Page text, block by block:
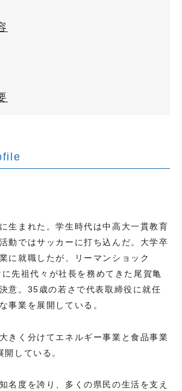
生まれた。学生時代は中高大一貫教育
動ではサッカーに打ち込んだ。大学卒
に就職したが、リーマンショック
先祖代々が社長を務めてきた尾賀亀
意。35歳の若さで代表取締役に就任
事業を展開している。
きく分けてエネルギー事業と食品事業
している。
名度を誇り、多くの県民の生活を支え